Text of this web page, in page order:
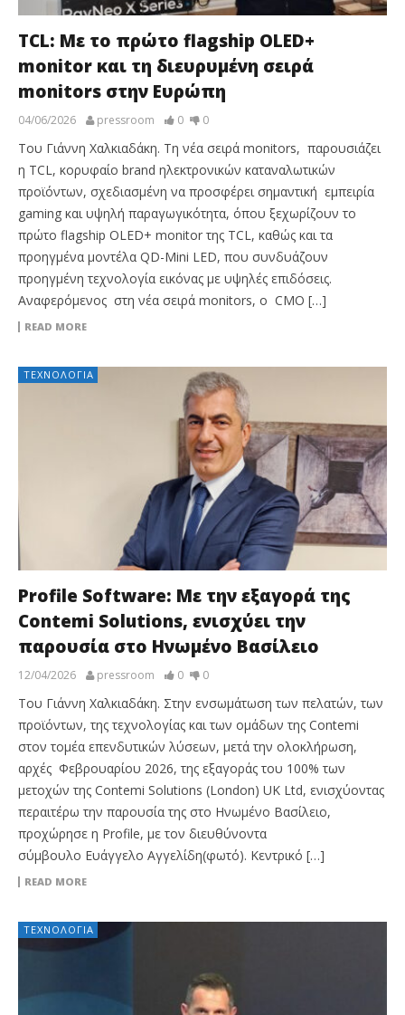
TCL: Με το πρώτο flagship OLED+
monitor και τη διευρυμένη σειρά
monitors στην Ευρώπη
04/06/2026 pressroom 0 0
Του Γιάννη Χαλκιαδάκη. Τη νέα σειρά monitors, παρουσιάζει
η TCL, κορυφαίο brand ηλεκτρονικών καταναλωτικών
προϊόντων, σχεδιασμένη να προσφέρει σημαντική εμπειρία
gaming και υψηλή παραγωγικότητα, όπου ξεχωρίζουν το
πρώτο flagship OLED+ monitor της TCL, καθώς και τα
προηγμένα μοντέλα QD-Mini LED, που συνδυάζουν
προηγμένη τεχνολογία εικόνας με υψηλές επιδόσεις.
Αναφερόμενος στη νέα σειρά monitors, ο CMO […]
READ MORE
ΤΕΧΝΟΛΟΓΊΑ
Profile Software: Με την εξαγορά της
Contemi Solutions, ενισχύει την
παρουσία στο Ηνωμένο Βασίλειο
12/04/2026 pressroom 0 0
Του Γιάννη Χαλκιαδάκη. Στην ενσωμάτωση των πελατών, των
προϊόντων, της τεχνολογίας και των ομάδων της Contemi
στον τομέα επενδυτικών λύσεων, μετά την ολοκλήρωση,
αρχές Φεβρουαρίου 2026, της εξαγοράς του 100% των
μετοχών της Contemi Solutions (London) UK Ltd, ενισχύοντας
περαιτέρω την παρουσία της στο Ηνωμένο Βασίλειο,
προχώρησε η Profile, με τον διευθύνοντα
σύμβουλο Ευάγγελο Αγγελίδη(φωτό). Κεντρικό […]
READ MORE
ΤΕΧΝΟΛΟΓΊΑ